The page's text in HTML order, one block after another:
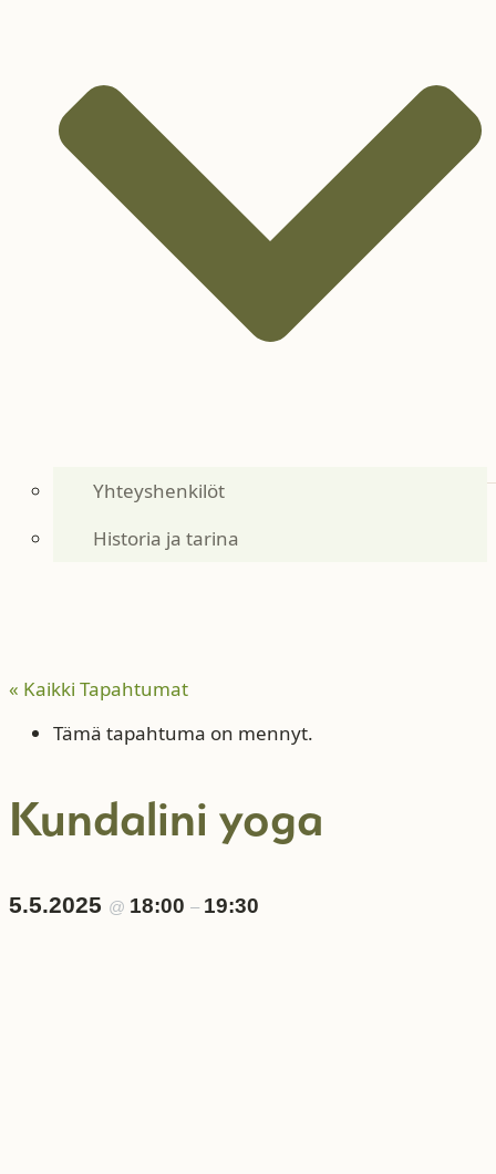
Yhteyshenkilöt
Historia ja tarina
« Kaikki Tapahtumat
Tämä tapahtuma on mennyt.
Kundalini yoga
5.5.2025 @ 18:00 – 19:30